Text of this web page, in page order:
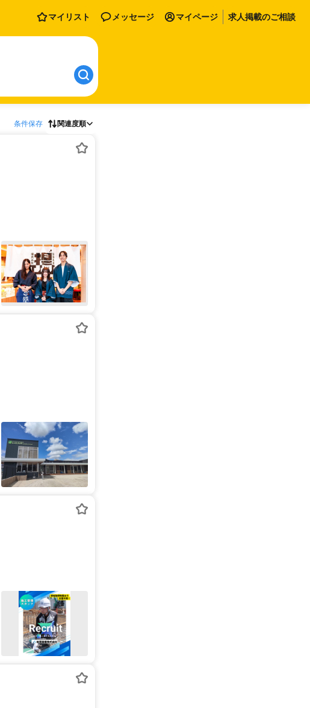
マイリスト メッセージ マイページ 求人掲載のご相談
条件保存 関連度順